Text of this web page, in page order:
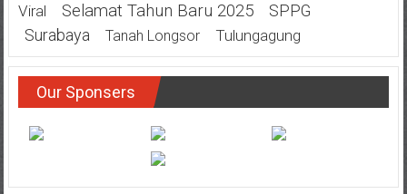
Viral
Selamat Tahun Baru 2025
SPPG
Surabaya
Tanah Longsor Tulungagung
Our Sponsers